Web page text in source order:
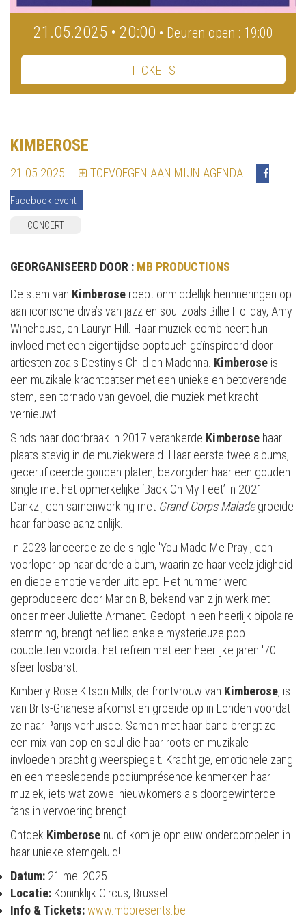
21.05.2025 • 20:00 • Deuren open : 19:00
TICKETS
KIMBEROSE
21.05.2025 TOEVOEGEN AAN MIJN AGENDA
Facebook event
CONCERT
GEORGANISEERD DOOR : MB PRODUCTIONS
De stem van Kimberose roept onmiddellijk herinneringen op
aan iconische diva’s van jazz en soul zoals Billie Holiday, Amy
Winehouse, en Lauryn Hill. Haar muziek combineert hun
invloed met een eigentijdse poptouch geïnspireerd door
artiesten zoals Destiny's Child en Madonna. Kimberose is
een muzikale krachtpatser met een unieke en betoverende
stem, een tornado van gevoel, die muziek met kracht
vernieuwt.
Sinds haar doorbraak in 2017 verankerde Kimberose haar
plaats stevig in de muziekwereld. Haar eerste twee albums,
gecertificeerde gouden platen, bezorgden haar een gouden
single met het opmerkelijke ‘Back On My Feet’ in 2021.
Dankzij een samenwerking met Grand Corps Maladegroeide
haar fanbase aanzienlijk.
In 2023 lanceerde ze de single 'You Made Me Pray', een
voorloper op haar derde album, waarin ze haar veelzijdigheid
en diepe emotie verder uitdiept. Het nummer werd
geproduceerd door Marlon B, bekend van zijn werk met
onder meer Juliette Armanet. Gedopt in een heerlijk bipolaire
stemming, brengt het lied enkele mysterieuze pop
coupletten voordat het refrein met een heerlijke jaren '70
sfeer losbarst.
Kimberly Rose Kitson Mills, de frontvrouw van Kimberose, is
van Brits-Ghanese afkomst en groeide op in Londen voordat
ze naar Parijs verhuisde. Samen met haar band brengt ze
een mix van pop en soul die haar roots en muzikale
invloeden prachtig weerspiegelt. Krachtige, emotionele zang
en een meeslepende podiumprésence kenmerken haar
muziek, iets wat zowel nieuwkomers als doorgewinterde
fans in vervoering brengt​.
Ontdek Kimberose nu of kom je opnieuw onderdompelen in
haar unieke stemgeluid!
Datum: 21 mei 2025
Locatie: Koninklijk Circus, Brussel
Info & Tickets:www.mbpresents.be